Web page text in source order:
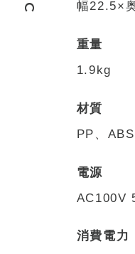
幅22.5×
重量
1.9kg
材質
PP、ABS
電源
AC100V
消費電力